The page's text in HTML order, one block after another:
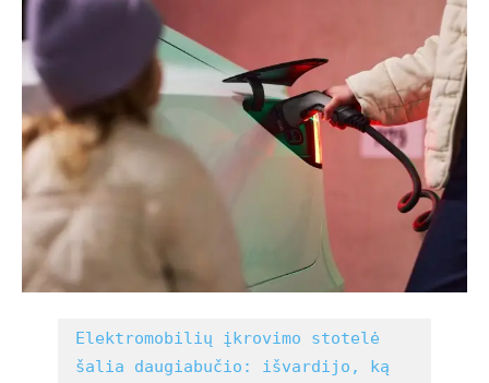
Elektromobilių įkrovimo stotelė
šalia daugiabučio: išvardijo, ką